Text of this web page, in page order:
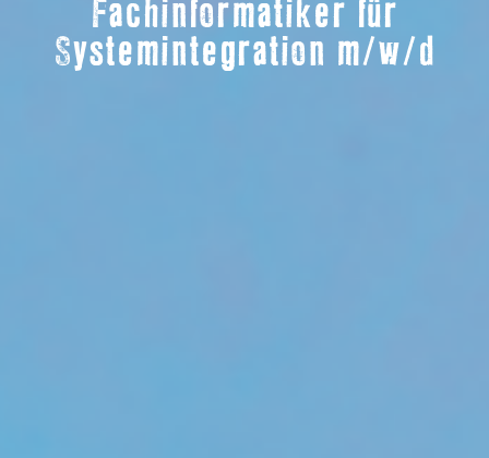
Fachinformatiker für
Systemintegration m/w/d